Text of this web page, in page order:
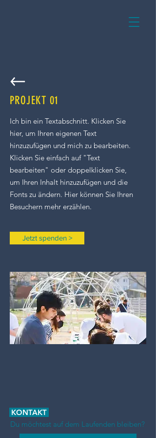
PROJEKT 01
Ich bin ein Textabschnitt. Klicken Sie
hier, um Ihren eigenen Text
hinzuzufügen und mich zu bearbeiten.
Klicken Sie einfach auf "Text
bearbeiten" oder doppelklicken Sie,
um Ihren Inhalt hinzuzufügen und die
Fonts zu ändern. Hier können Sie Ihren
Besuchern mehr erzählen.
Jetzt spenden >
KONTAKT
Du möchtest auf dem Laufenden bleiben?